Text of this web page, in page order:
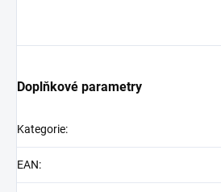
Doplňkové parametry
Kategorie:
EAN: